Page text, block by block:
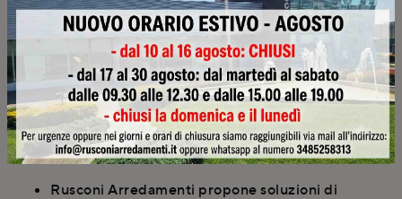
Offrite consulenze a domicilio per la scelta
del tavolo Diapason Ceramica anche fuori
Cirimido, ad esempio a Varese?
Assolutamente sì. Rusconi Arredamenti
effettua consulenze a domicilio e rilievi delle
misure in loco per la progettazione, servendo
anche clienti a Varese e nei comuni circostanti.
Rusconi Arredamenti propone soluzioni di